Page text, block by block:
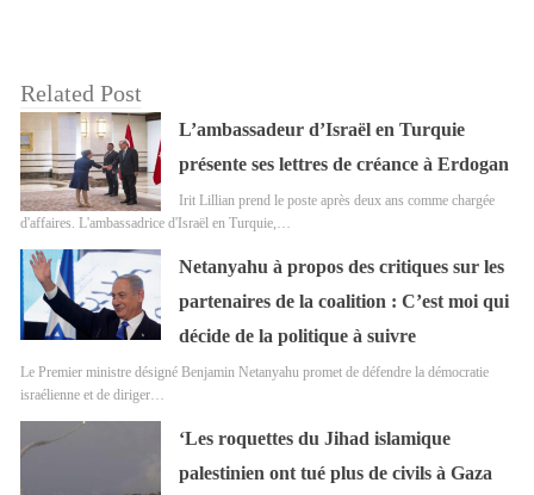
Related Post
L’ambassadeur d’Israël en Turquie
présente ses lettres de créance à Erdogan
Irit Lillian prend le poste après deux ans comme chargée
d'affaires. L'ambassadrice d'Israël en Turquie,…
Netanyahu à propos des critiques sur les
partenaires de la coalition : C’est moi qui
décide de la politique à suivre
Le Premier ministre désigné Benjamin Netanyahu promet de défendre la démocratie
israélienne et de diriger…
‘Les roquettes du Jihad islamique
palestinien ont tué plus de civils à Gaza